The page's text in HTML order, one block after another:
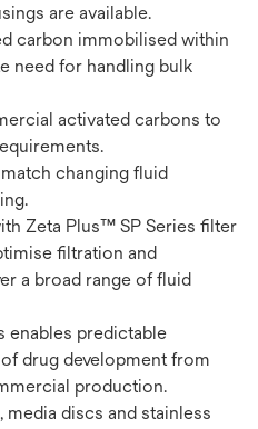
are available.
carbon immobilised within
need for handling bulk
activated carbons to
changing fluid
Zeta Plus™ SP Series filter
filtration and
a broad range of fluid
enables predictable
drug development from
production.
discs and stainless